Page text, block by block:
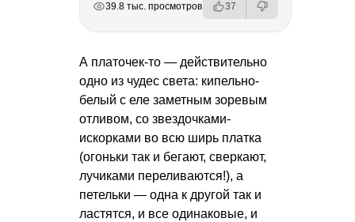
39.8 тыс. просмотров 37
А платочек-то — действительно
одно из чудес света: кипельно-
белый с еле заметным зоревым
отливом, со звездочками-
искорками во всю ширь платка
(огоньки так и бегают, сверкают,
лучиками переливаются!), а
петельки — одна к другой так и
ластятся, и все одинаковые, и